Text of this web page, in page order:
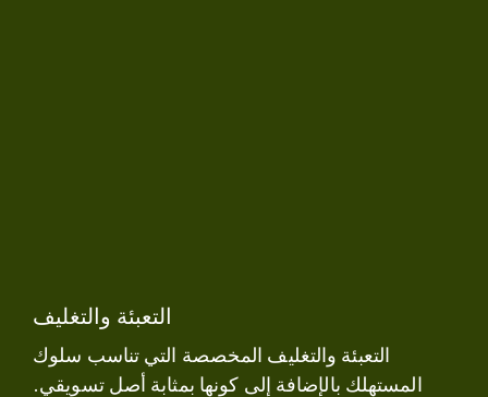
التعبئة والتغليف
التعبئة والتغليف المخصصة التي تناسب سلوك
المستهلك بالإضافة إلى كونها بمثابة أصل تسويقي.